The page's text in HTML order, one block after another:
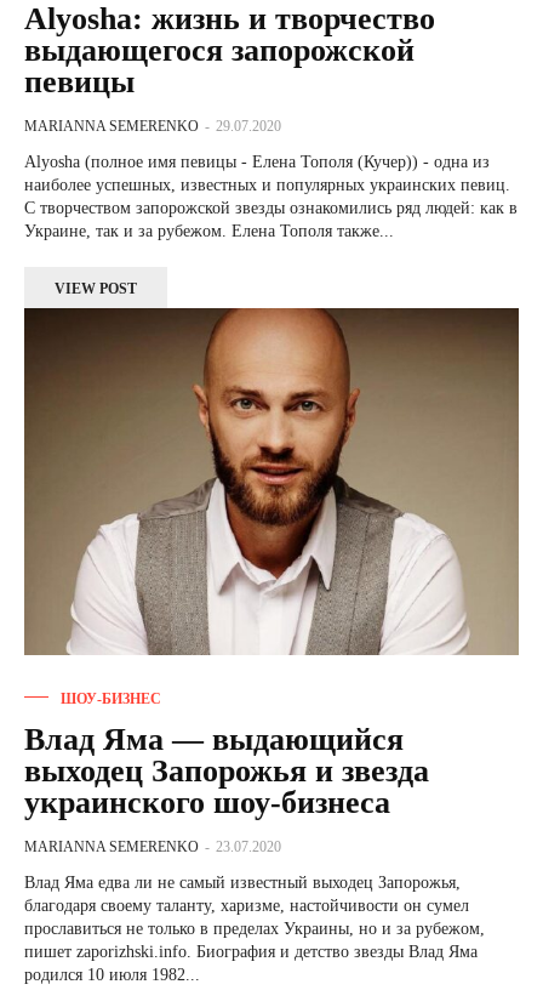
Alyosha: жизнь и творчество
выдающегося запорожской
певицы
MARIANNA SEMERENKO - 29.07.2020
Alyosha (полное имя певицы - Елена Тополя (Кучер)) - одна из
наиболее успешных, известных и популярных украинских певиц.
С творчеством запорожской звезды ознакомились ряд людей: как в
Украине, так и за рубежом. Елена Тополя также...
VIEW POST
ШОУ-БИЗНЕС
Влад Яма — выдающийся
выходец Запорожья и звезда
украинского шоу-бизнеса
MARIANNA SEMERENKO - 23.07.2020
Влад Яма едва ли не самый известный выходец Запорожья,
благодаря своему таланту, харизме, настойчивости он сумел
прославиться не только в пределах Украины, но и за рубежом,
пишет zaporizhski.info. Биография и детство звезды Влад Яма
родился 10 июля 1982...